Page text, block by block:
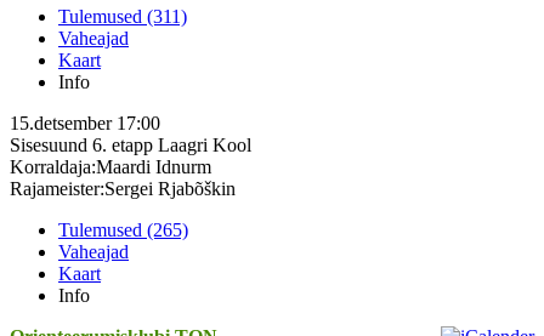
Tulemused (311)
Vaheajad
Kaart
Info
15.detsember 17:00
Sisesuund 6. etapp Laagri Kool
Korraldaja:Maardi Idnurm
Rajameister:Sergei Rjabõškin
Tulemused (265)
Vaheajad
Kaart
Info